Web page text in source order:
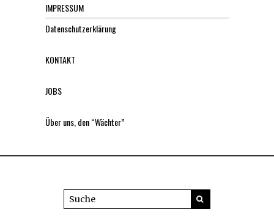
IMPRESSUM
Datenschutzerklärung
KONTAKT
JOBS
Über uns, den “Wächter”